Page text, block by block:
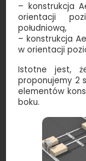
– konstrukcja
orientacji
południową,
– konstrukcja
w orientacji
Istotne jest,
proponujemy 2
elementów
boku.